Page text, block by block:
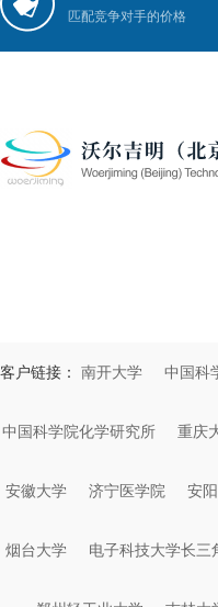
匹配竞争对手的价格
客户链接： 南开大学 中国科
中国科学院化学研究所 重庆
安徽大学 济宁医学院 安
烟台大学 电子科技大学长三